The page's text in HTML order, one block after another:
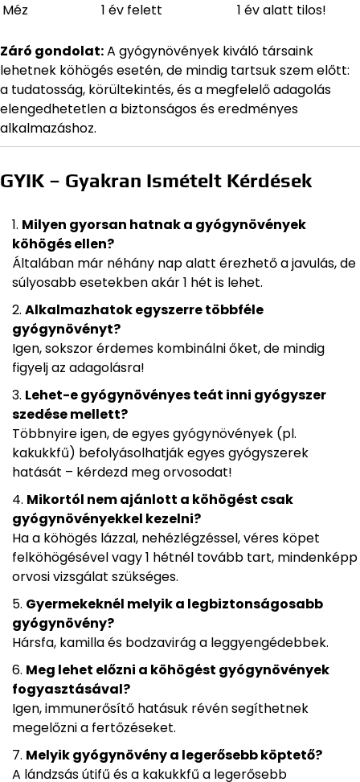
Méz
1 év felett 1 év alatt tilos!
Záró gondolat:A gyógynövények kiváló társaink
lehetnek köhögés esetén, de mindig tartsuk szem előtt:
a tudatosság, körültekintés, és a megfelelő adagolás
elengedhetetlen a biztonságos és eredményes
alkalmazáshoz.
GYIK – Gyakran Ismételt Kérdések
Milyen gyorsan hatnak a gyógynövények
köhögés ellen?
Általában már néhány nap alatt érezhető a javulás, de
súlyosabb esetekben akár 1 hét is lehet.
Alkalmazhatok egyszerre többféle
gyógynövényt?
Igen, sokszor érdemes kombinálni őket, de mindig
figyelj az adagolásra!
Lehet-e gyógynövényes teát inni gyógyszer
szedése mellett?
Többnyire igen, de egyes gyógynövények (pl.
kakukkfű) befolyásolhatják egyes gyógyszerek
hatását – kérdezd meg orvosodat!
Mikortól nem ajánlott a köhögést csak
gyógynövényekkel kezelni?
Ha a köhögés lázzal, nehézlégzéssel, véres köpet
felköhögésével vagy 1 hétnél tovább tart, mindenképp
orvosi vizsgálat szükséges.
Gyermekeknél melyik a legbiztonságosabb
gyógynövény?
Hársfa, kamilla és bodzavirág a leggyengédebbek.
Meg lehet előzni a köhögést gyógynövények
fogyasztásával?
Igen, immunerősítő hatásuk révén segíthetnek
megelőzni a fertőzéseket.
Melyik gyógynövény a legerősebb köptető?
A lándzsás útifű és a kakukkfű a legerősebb